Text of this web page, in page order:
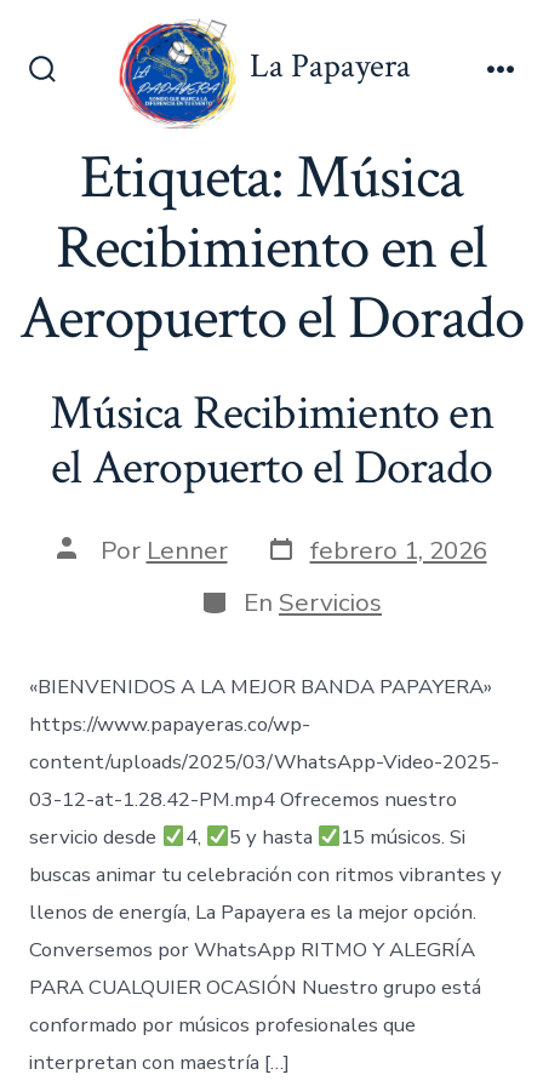
Alternar
La Papayera
Etiqueta:Música
Recibimiento en el
Aeropuerto el Dorado
Música Recibimiento en
el Aeropuerto el Dorado
AutorPor Lenner Fecha
de
publicación
febrero 1, 2026
Categorías
En Servicios
«BIENVENIDOS A LA MEJOR BANDA PAPAYERA»
https://www.papayeras.co/wp-
content/uploads/2025/03/WhatsApp-Video-2025-
03-12-at-1.28.42-PM.mp4 Ofrecemos nuestro
servicio desde
4, 5 y hasta
15 músicos. Si
buscas animar tu celebración con ritmos vibrantes y
llenos de energía, La Papayera es la mejor opción.
Conversemos por WhatsApp RITMO Y ALEGRÍA
PARA CUALQUIER OCASIÓN Nuestro grupo está
conformado por músicos profesionales que
interpretan con maestría […]